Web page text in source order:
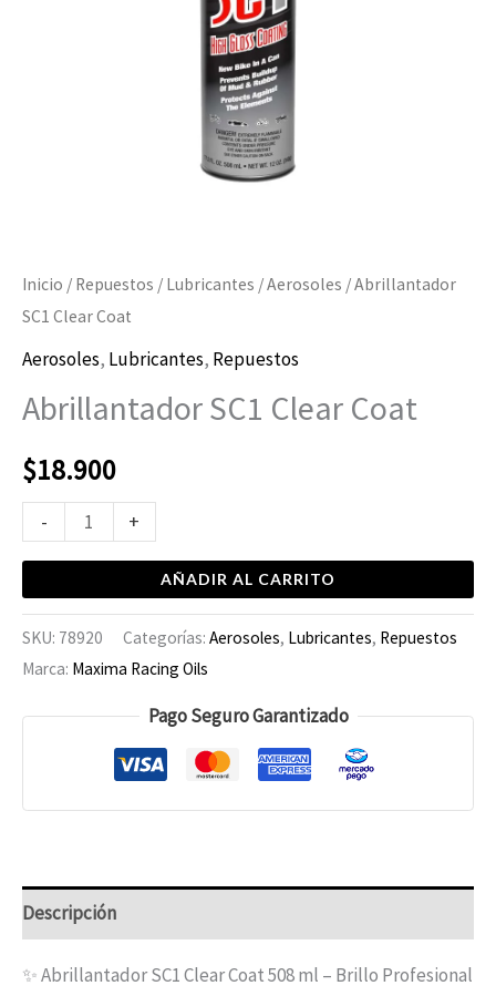
Inicio / Repuestos / Lubricantes /Aerosoles / Abrillantador
SC1 Clear Coat
Aerosoles, Lubricantes, Repuestos
Abrillantador SC1 Clear Coat
$18.900
- +
AÑADIR AL CARRITO
SKU: 78920 Categorías: Aerosoles, Lubricantes, Repuestos
Marca: Maxima Racing Oils
Pago Seguro Garantizado
Descripción
✨ Abrillantador SC1 Clear Coat 508 ml – Brillo Profesional